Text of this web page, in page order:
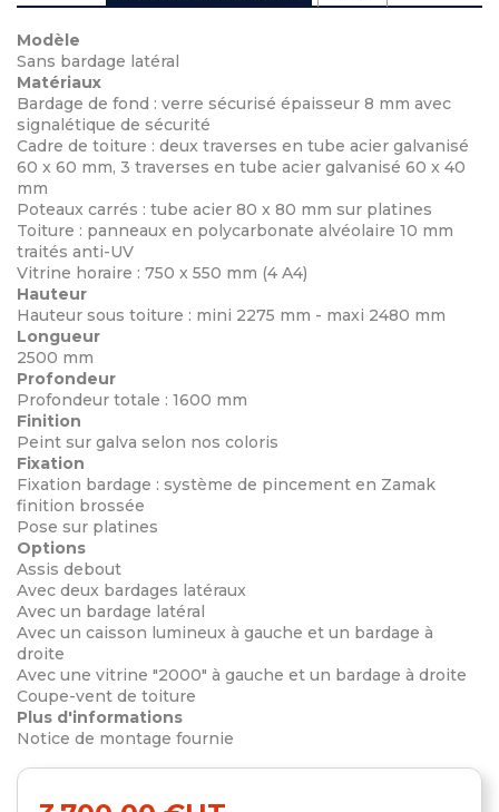
Modèle
Sans bardage latéral
Matériaux
Bardage de fond : verre sécurisé épaisseur 8 mm avec
signalétique de sécurité
Cadre de toiture : deux traverses en tube acier galvanisé
60 x 60 mm, 3 traverses en tube acier galvanisé 60 x 40
mm
Poteaux carrés : tube acier 80 x 80 mm sur platines
Toiture : panneaux en polycarbonate alvéolaire 10 mm
traités anti-UV
Vitrine horaire : 750 x 550 mm (4 A4)
Hauteur
Hauteur sous toiture : mini 2275 mm - maxi 2480 mm
Longueur
2500 mm
Profondeur
Profondeur totale : 1600 mm
Finition
Peint sur galva selon nos coloris
Fixation
Fixation bardage : système de pincement en Zamak
finition brossée
Pose sur platines
Options
Assis debout
Avec deux bardages latéraux
Avec un bardage latéral
Avec un caisson lumineux à gauche et un bardage à
droite
Avec une vitrine "2000" à gauche et un bardage à droite
Coupe-vent de toiture
Plus d'informations
Notice de montage fournie